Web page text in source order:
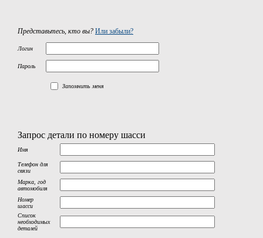
Представьтесь, кто вы? Или забыли?
Логин
Пароль
Запомнить меня
Запрос детали по номеру шасси
Имя
Телефон для
связи
Марка, год
автомобиля
Номер
шасси
Список
необходимых
деталей